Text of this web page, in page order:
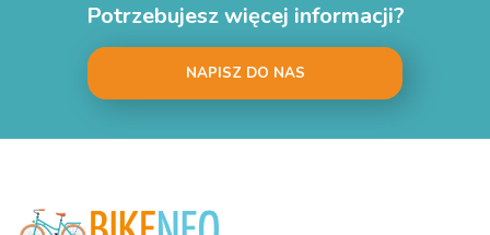
Potrzebujesz więcej informacji?
NAPISZ DO NAS